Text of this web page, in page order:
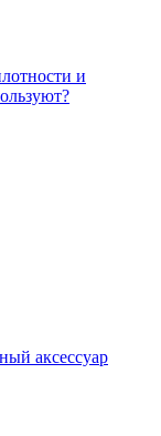
и
аксессуар